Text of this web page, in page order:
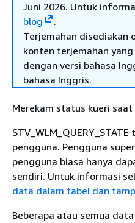
Juni 2026. Untuk
blog
.
Terjemahan disediakan
konten terjemahan
dengan versi bahasa
bahasa Inggris.
Merekam status kueri saat
pengguna. Pengguna
pengguna biasa hanya
sendiri. Untuk informasi
data dalam tabel dan
Beberapa atau semua